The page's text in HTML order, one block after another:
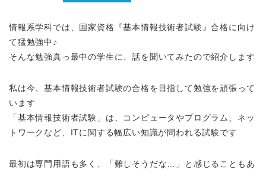
情報系学科では、国家資格『基本情報技術者試験』合格に向け
て猛勉強中♪
そんな勉強真っ最中の学生に、話を聞いてみたので紹介します
私は今、基本情報技術者試験の合格を目指して勉強を頑張って
います
「基本情報技術者試験」は、コンピュータやプログラム、ネッ
トワークなど、ITに関する幅広い知識が問われる試験です
最初は専門用語も多く、「難しそうだな…」と感じることもあ